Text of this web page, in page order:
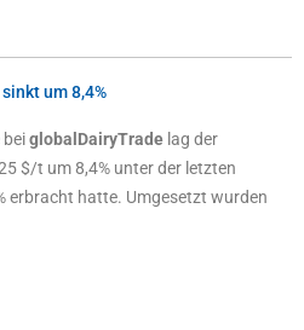
um 8,4%
beiglobalDairyTrade lag der
$/t um 8,4% unter der letzten
erbracht hatte. Umgesetzt wurden